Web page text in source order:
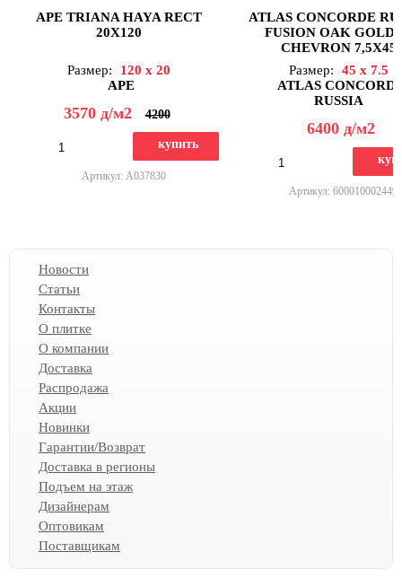
APE TRIANA HAYA RECT
20X120
Размер:
120 x 20
APE
3570 д/м2 4200
купить
Артикул: A037830
ATLAS CONCORDE
FUSION OAK
CHEVRON 7,5X45
Размер:
45 x 7.5
ATLAS
RUSSIA
6400 д/м2
Артикул: 600010002449
Новости
Статьи
Контакты
О плитке
О компании
Доставка
Распродажа
Акции
Новинки
Гарантии/Возврат
Доставка в регионы
Подъем на этаж
Дизайнерам
Оптовикам
Поставщикам